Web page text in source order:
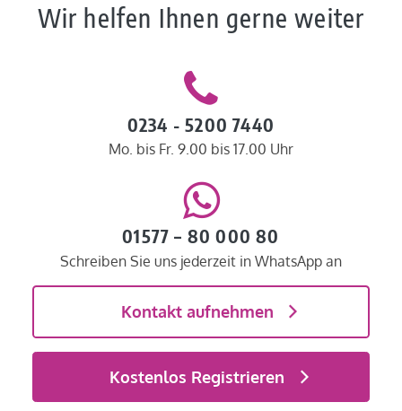
Wir helfen Ihnen gerne weiter
0234 - 5200 7440
Mo. bis Fr. 9.00 bis 17.00 Uhr
01577 – 80 000 80
Schreiben Sie uns jederzeit in WhatsApp an
Kontakt aufnehmen
Kostenlos Registrieren